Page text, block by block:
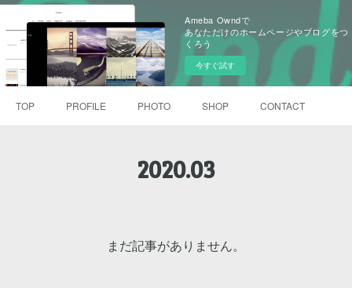
Ameba Owndで
あなただけのホームページやブログをつ
くろう
今すぐ試す
TOP PROFILE PHOTO SHOP CONTACT
2020.03
まだ記事がありません。